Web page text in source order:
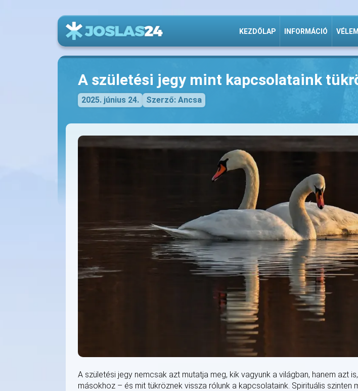
KEZDŐLAP INFORMÁCIÓ
A születési jegy mint kapcsolataink
2025. június 24. Szerző: Ancsa
A születési jegy nemcsak azt mutatja meg, kik vagyunk a világban, hanem azt
másokhoz – és mit tükröznek vissza rólunk a kapcsolataink. Spirituális szinten